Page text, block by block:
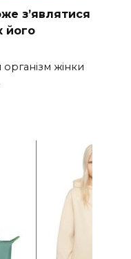
з’являтися
його
жінки